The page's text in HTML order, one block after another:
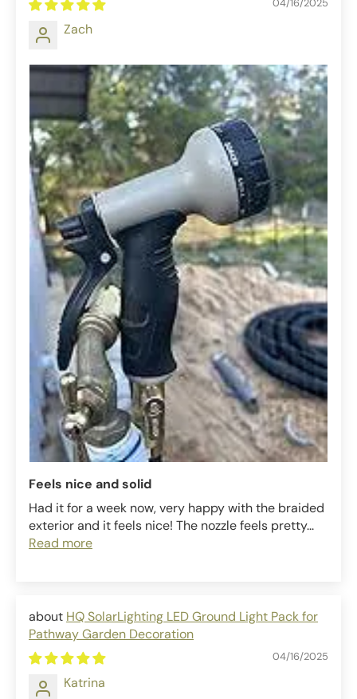
Zach
Feels nice and solid
Had it for a week now, very happy with the braided
exterior and it feels nice! The nozzle feels pretty...
Read more
HQ SolarLighting LED Ground Light Pack for
Pathway Garden Decoration
04/16/2025
Katrina